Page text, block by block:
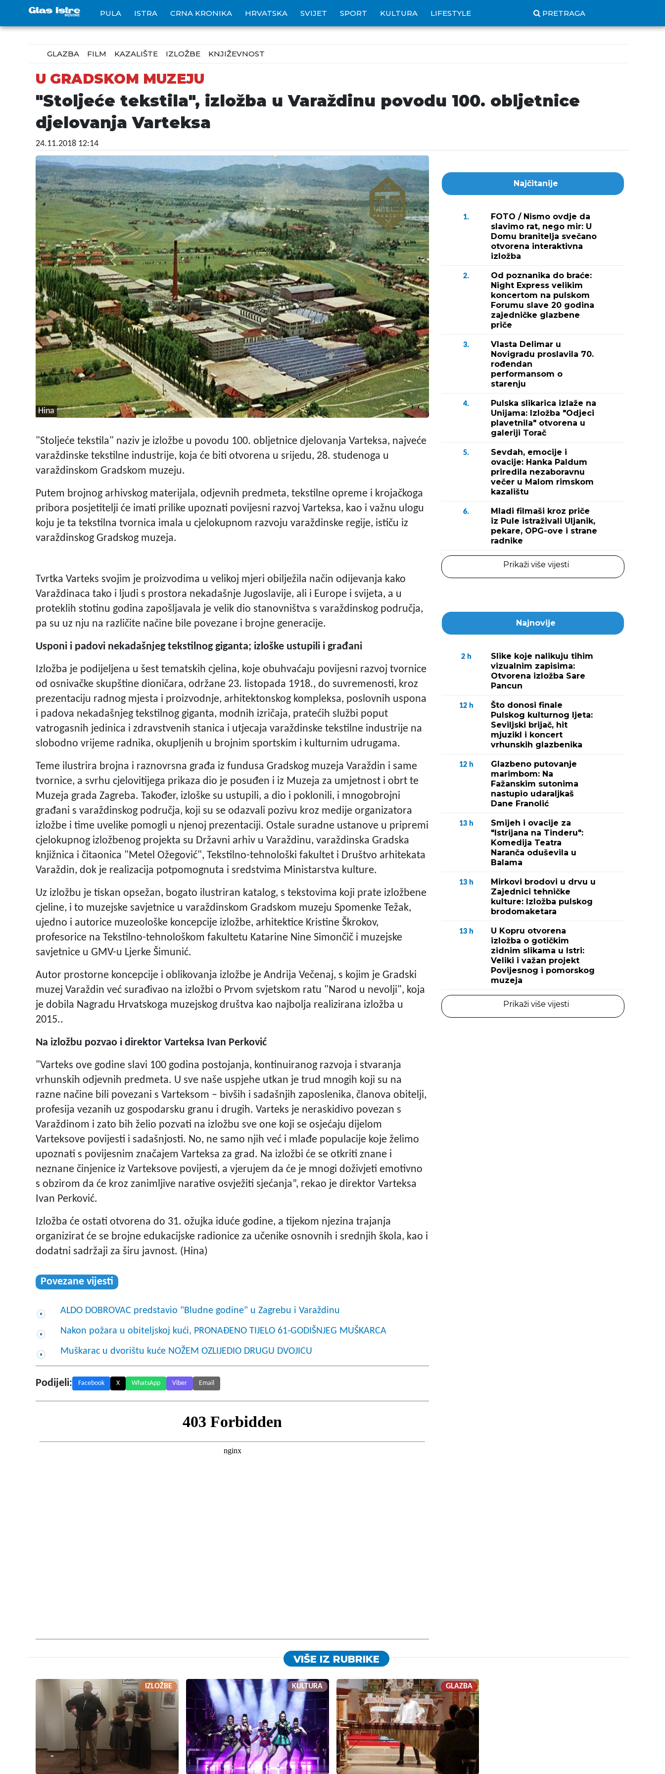
PULA ISTRA CRNA KRONIKA HRVATSKA SVIJET SPORT KULTURA LIFESTYLE PRETRAGA
GLAZBA FILM KAZALIŠTE IZLOŽBE KNJIŽEVNOST
U GRADSKOM MUZEJU
"Stoljeće tekstila", izložba u Varaždinu povodu 100. obljetnice
djelovanja Varteksa
24.11.2018 12:14
Hina
"Stoljeće tekstila" naziv je izložbe u povodu 100. obljetnice djelovanja Varteksa, najveće
varaždinske tekstilne industrije, koja će biti otvorena u srijedu, 28. studenoga u
varaždinskom Gradskom muzeju.
Putem brojnog arhivskog materijala, odjevnih predmeta, tekstilne opreme i krojačkoga
pribora posjetitelji će imati prilike upoznati povijesni razvoj Varteksa, kao i važnu ulogu
koju je ta tekstilna tvornica imala u cjelokupnom razvoju varaždinske regije, ističu iz
varaždinskog Gradskog muzeja.
Tvrtka Varteks svojim je proizvodima u velikoj mjeri obilježila način odijevanja kako
Varaždinaca tako i ljudi s prostora nekadašnje Jugoslavije, ali i Europe i svijeta, a u
proteklih stotinu godina zapošljavala je velik dio stanovništva s varaždinskog područja,
pa su uz nju na različite načine bile povezane i brojne generacije.
Usponi i padovi nekadašnjeg tekstilnog giganta; izloške ustupili i građani
Izložba je podijeljena u šest tematskih cjelina, koje obuhvaćaju povijesni razvoj tvornice
od osnivačke skupštine dioničara, održane 23. listopada 1918., do suvremenosti, kroz
prezentaciju radnog mjesta i proizvodnje, arhitektonskog kompleksa, poslovnih uspona
i padova nekadašnjeg tekstilnog giganta, modnih izričaja, pratećih službi poput
vatrogasnih jedinica i zdravstvenih stanica i utjecaja varaždinske tekstilne industrije na
slobodno vrijeme radnika, okupljenih u brojnim sportskim i kulturnim udrugama.
Teme ilustrira brojna i raznovrsna građa iz fundusa Gradskog muzeja Varaždin i same
tvornice, a svrhu cjelovitijega prikaza dio je posuđen i iz Muzeja za umjetnost i obrt te
Muzeja grada Zagreba. Također, izloške su ustupili, a dio i poklonili, i mnogobrojni
građani s varaždinskog područja, koji su se odazvali pozivu kroz medije organizatora
izložbe i time uvelike pomogli u njenoj prezentaciji. Ostale suradne ustanove u pripremi
cjelokupnog izložbenog projekta su Državni arhiv u Varaždinu, varaždinska Gradska
knjižnica i čitaonica "Metel Ožegović", Tekstilno-tehnološki fakultet i Društvo arhitekata
Varaždin, dok je realizacija potpomognuta i sredstvima Ministarstva kulture.
Uz izložbu je tiskan opsežan, bogato ilustriran katalog, s tekstovima koji prate izložbene
cjeline, i to muzejske savjetnice u varaždinskom Gradskom muzeju Spomenke Težak,
ujedno i autorice muzeološke koncepcije izložbe, arhitektice Kristine Škrokov,
profesorice na Tekstilno-tehnološkom fakultetu Katarine Nine Simončič i muzejske
savjetnice u GMV-u Ljerke Šimunić.
Autor prostorne koncepcije i oblikovanja izložbe je Andrija Večenaj, s kojim je Gradski
muzej Varaždin već surađivao na izložbi o Prvom svjetskom ratu "Narod u nevolji", koja
je dobila Nagradu Hrvatskoga muzejskog društva kao najbolja realizirana izložba u
2015..
Na izložbu pozvao i direktor Varteksa Ivan Perković
"Varteks ove godine slavi 100 godina postojanja, kontinuiranog razvoja i stvaranja
vrhunskih odjevnih predmeta. U sve naše uspjehe utkan je trud mnogih koji su na
razne načine bili povezani s Varteksom – bivših i sadašnjih zaposlenika, članova obitelji,
profesija vezanih uz gospodarsku granu i drugih. Varteks je neraskidivo povezan s
Varaždinom i zato bih želio pozvati na izložbu sve one koji se osjećaju dijelom
Varteksove povijesti i sadašnjosti. No, ne samo njih već i mlađe populacije koje želimo
upoznati s povijesnim značajem Varteksa za grad. Na izložbi će se otkriti znane i
neznane činjenice iz Varteksove povijesti, a vjerujem da će je mnogi doživjeti emotivno
s obzirom da će kroz zanimljive narative osvježiti sjećanja”, rekao je direktor Varteksa
Ivan Perković.
Izložba će ostati otvorena do 31. ožujka iduće godine, a tijekom njezina trajanja
organizirat će se brojne edukacijske radionice za učenike osnovnih i srednjih škola, kao i
dodatni sadržaji za širu javnost. (Hina)
Povezane vijesti
ALDO DOBROVAC predstavio "Bludne godine" u Zagrebu i Varaždinu
Nakon požara u obiteljskoj kući, PRONAĐENO TIJELO 61-GODIŠNJEG MUŠKARCA
Muškarac u dvorištu kuće NOŽEM OZLIJEDIO DRUGU DVOJICU
Podijeli: Facebook X WhatsApp Viber Email
Najčitanije
1.
FOTO / Nismo ovdje da
slavimo rat, nego mir: U
Domu branitelja svečano
otvorena interaktivna
izložba
2.
Od poznanika do braće:
Night Express velikim
koncertom na pulskom
Forumu slave 20 godina
zajedničke glazbene
priče
3.
Vlasta Delimar u
Novigradu proslavila 70.
rođendan
performansom o
starenju
4.
Pulska slikarica izlaže na
Unijama: Izložba "Odjeci
plavetnila" otvorena u
galeriji Torač
5.
Sevdah, emocije i
ovacije: Hanka Paldum
priredila nezaboravnu
večer u Malom rimskom
kazalištu
6.
Mladi filmaši kroz priče
iz Pule istraživali Uljanik,
pekare, OPG-ove i strane
radnike
Prikaži više vijesti
Najnovije
2 h
Slike koje nalikuju tihim
vizualnim zapisima:
Otvorena izložba Sare
Pancun
12 h
Što donosi finale
Pulskog kulturnog ljeta:
Seviljski brijač, hit
mjuzikl i koncert
vrhunskih glazbenika
12 h
Glazbeno putovanje
marimbom: Na
Fažanskim sutonima
nastupio udaraljkaš
Dane Franolić
13 h
Smijeh i ovacije za
"Istrijana na Tinderu":
Komedija Teatra
Naranča oduševila u
Balama
13 h
Mirkovi brodovi u drvu u
Zajednici tehničke
kulture: Izložba pulskog
brodomaketara
13 h
U Kopru otvorena
izložba o gotičkim
zidnim slikama u Istri:
Veliki i važan projekt
Povijesnog i pomorskog
muzeja
Prikaži više vijesti
VIŠE IZ RUBRIKE
IZLOŽBE KULTURA GLAZBA